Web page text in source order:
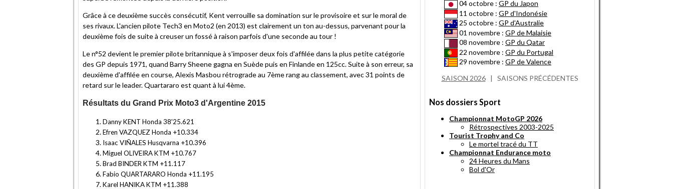
Grâce à ce deuxième succès consécutif, Kent verrouille sa domination sur le provisoire et sur le moral de
ses rivaux. L'ancien pilote Tech3 en Moto2 (en 2013) est clairement un ton au-dessus, parvenant pour la
deuxième fois de suite à creuser un fossé à raison parfois d'une seconde au tour !
Le n°52 devient le premier pilote britannique à s'imposer deux fois d'affilée dans la plus petite catégorie
des GP depuis 1971, quand Barry Sheene gagna en Suède puis en Finlande en 125cc. Suite à son erreur, sa
deuxième d'affilée en course, Alexis Masbou rétrograde au 7ème rang au classement, avec 31 points de
retard sur le leader. Quartararo est quant à lui 4ème.
Résultats du Grand Prix Moto3 d'Argentine 2015
Danny KENT Honda 38'25.621
Efren VAZQUEZ Honda +10.334
Isaac VIÑALES Husqvarna +10.396
Miguel OLIVEIRA KTM +10.767
Brad BINDER KTM +11.117
Fabio QUARTARARO Honda +11.195
Karel HANIKA KTM +11.388
04 octobre : GP du Japon
11 octobre : GP d'Indonésie
25 octobre : GP d'Australie
01 novembre : GP de Malaisie
08 novembre : GP du Qatar
22 novembre : GP du Portugal
29 novembre : GP de Valence
SAISON 2026| SAISONS PRÉCÉDENTES
Nos dossiers Sport
Championnat MotoGP 2026
Rétrospectives 2003-2025
Tourist Trophy and Co
Le mortel tracé du TT
Championnat Endurance moto
24 Heures du Mans
Bol d'Or